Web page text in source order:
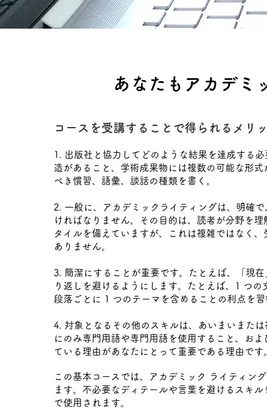
あなたもアカデミ
コースを受講することで得られるメリ
1. 出版社と協力してどのような結果を達成する
造があること、学術成果物には複数の可能な形
べき慣習、語彙、談話の種類を書く。
2. 一般に、アカデミックライティングは、明確
ければなりません。その目的は、読者が分野を
タイルを備えていますが、これは複雑ではなく
ありません。
3. 簡潔にすることが重要です。たとえば、「現
り返しを避けるようにします。たとえば、1 つ
段落ごとに 1 つのテーマを含めることの利点を
4. 対象となるその他のスキルは、あいまいまた
にのみ専門用語や専門用語を使用すること、お
ている理由があなたにとって重要である理由です
この基本コースでは、アカデミック ライティン
ます。不必要なディテールや言葉を避けるスキ
で使用されます。